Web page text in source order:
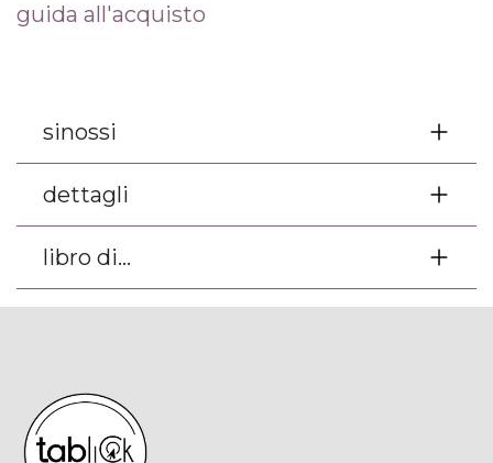
guida all'acquisto
sinossi
dettagli
libro di...